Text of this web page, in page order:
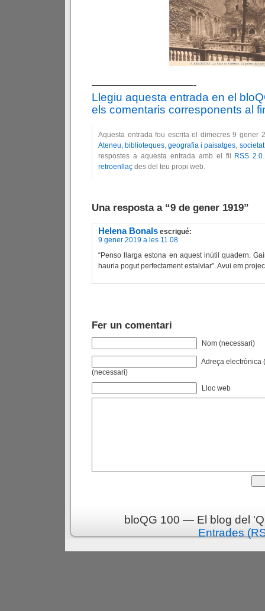
—————————-
Llegiu aquesta entrada en el
els comentaris corresponents al
Aquesta entrada fou escrita el dimecres 9 gener
Ateneu, biblioteques,geografia i paisatges, societat
respostes a aquesta entrada amb el fil RSS 2.0
retroenllaç des del teu propi web.
Una resposta a “9 de gener 1919”
Helena Bonals escrigué:
9 gener 2019 a les 11.08
“Penso llarga estona en aquest inútil quadern.
hauria pogut perfectament estalviar”. Avui em
Fer un comentari
Nom (necessari)
Adreça electrònica
(necessari)
Lloc web
bloQG 100 — El blog del
Entrades